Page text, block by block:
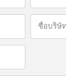
ชื่อบริษัท